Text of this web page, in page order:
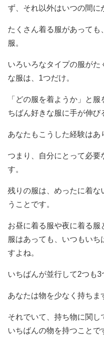
ず、それ以外はいつの間に
たくさん着る服があっても
服。
いろいろなタイプの服がた
な服は、1つだけ。
「どの服を着ようか」と
ちばん好きな服に手が伸び
あなたもこうした経験はあ
つまり、自分にとって必
す。
残りの服は、めったに着な
うことです。
お昼に着る服や夜に着る服
服はあっても、いつもい
すよね。
いちばんが並行して2つも3
あなたは物を少なく持ちま
それでいて、持ち物に関し
いちばんの物を持つことで